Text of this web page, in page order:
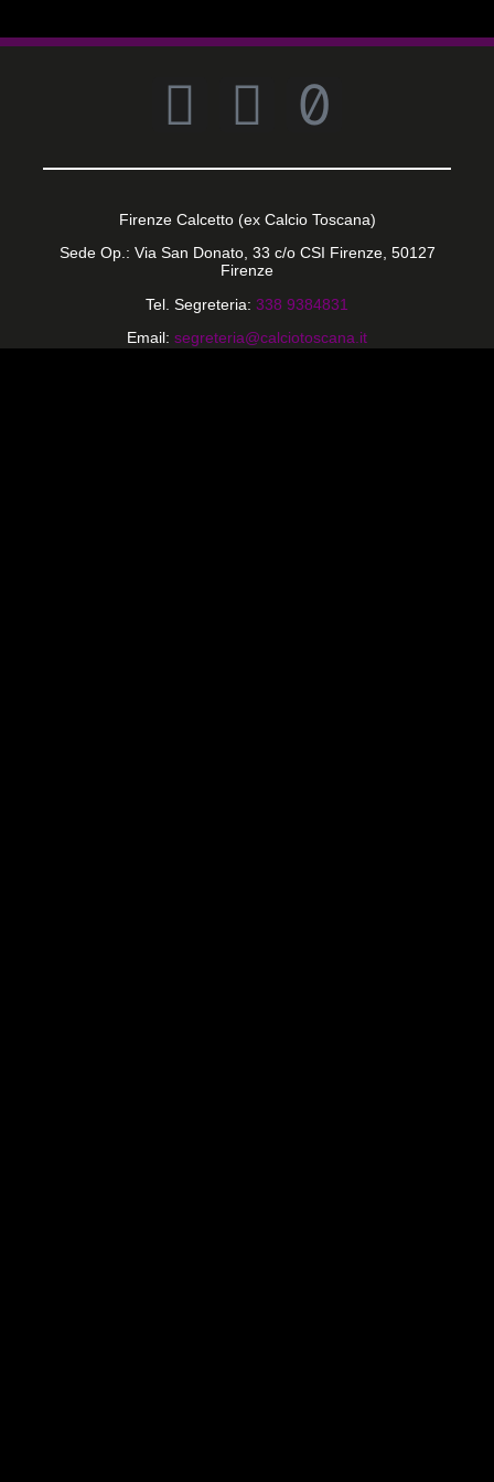
Firenze Calcetto (ex Calcio Toscana)
Sede Op.: Via San Donato, 33 c/o CSI Firenze, 50127
Firenze
Tel. Segreteria: 338 9384831
Email: segreteria@calciotoscana.it